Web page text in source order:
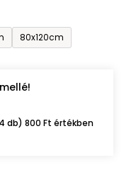
80x120cm
db) 800 Ft értékben